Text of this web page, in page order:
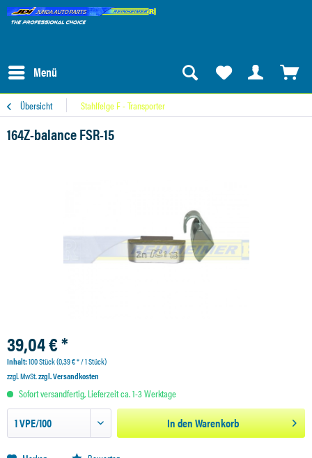
Menü
Übersicht Stahlfelge F - Transporter
164Z-balance FSR-15
39,04 € *
Inhalt:100 Stück (0,39 € * / 1 Stück)
zzgl. MwSt.zzgl. Versandkosten
Sofort versandfertig, Lieferzeit ca. 1-3 Werktage
In denWarenkorb